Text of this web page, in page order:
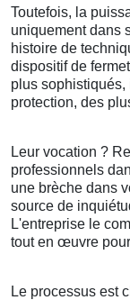
Toutefois, la
uniquement dans
histoire de
dispositif de
plus
protection, des
Leur vocation ?
professionnels
une brèche dans
source de
L'entreprise le
tout en œuvre
Le processus est